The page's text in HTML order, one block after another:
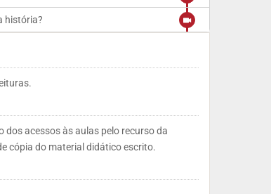
história?
acessos às aulas pelo recurso da
cópia do material didático escrito.